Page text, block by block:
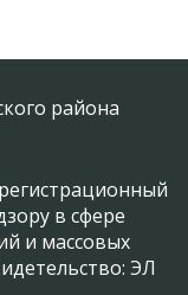
района
в сфере
и массовых
ЭЛ